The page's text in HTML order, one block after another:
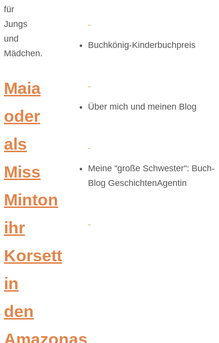
für
Jungs
und
Mädchen.
Maia
oder
als
Miss
Minton
ihr
Korsett
in
den
Amazonas
Buchkönig-Kinderbuchpreis
Über mich und meinen Blog
Meine "große Schwester": Buch-
Blog GeschichtenAgentin